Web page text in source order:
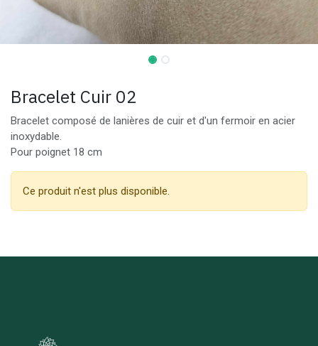
Bracelet Cuir 02
Bracelet composé de lanières de cuir et d'un fermoir en acier
inoxydable.
Pour poignet 18 cm
Ce produit n'est plus disponible.